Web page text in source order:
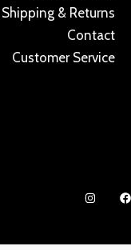
Shipping & Returns
Contact
Customer Service